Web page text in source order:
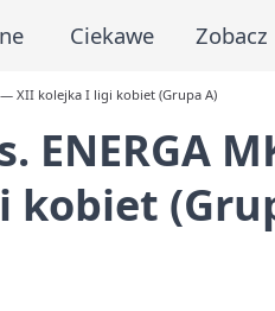
Ciekawe Zobacz
— XII kolejka I ligi kobiet (Grupa A)
ENERGA